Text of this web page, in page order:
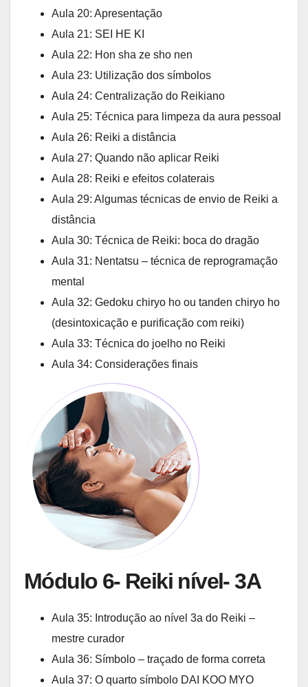
Aula 20: Apresentação
Aula 21: SEI HE KI
Aula 22: Hon sha ze sho nen
Aula 23: Utilização dos símbolos
Aula 24: Centralização do Reikiano
Aula 25: Técnica para limpeza da aura pessoal
Aula 26: Reiki a distância
Aula 27: Quando não aplicar Reiki
Aula 28: Reiki e efeitos colaterais
Aula 29: Algumas técnicas de envio de Reiki a
distância
Aula 30: Técnica de Reiki: boca do dragão
Aula 31: Nentatsu – técnica de reprogramação
mental
Aula 32: Gedoku chiryo ho ou tanden chiryo ho
(desintoxicação e purificação com reiki)
Aula 33: Técnica do joelho no Reiki
Aula 34: Considerações finais
Módulo 6- Reiki nível- 3A
Aula 35: Introdução ao nível 3a do Reiki –
mestre curador
Aula 36: Símbolo – traçado de forma correta
Aula 37: O quarto símbolo DAI KOO MYO